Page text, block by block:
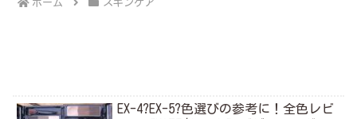
ホーム スキンケア
EX-4?EX-5?色選びの参考に！全色レビ